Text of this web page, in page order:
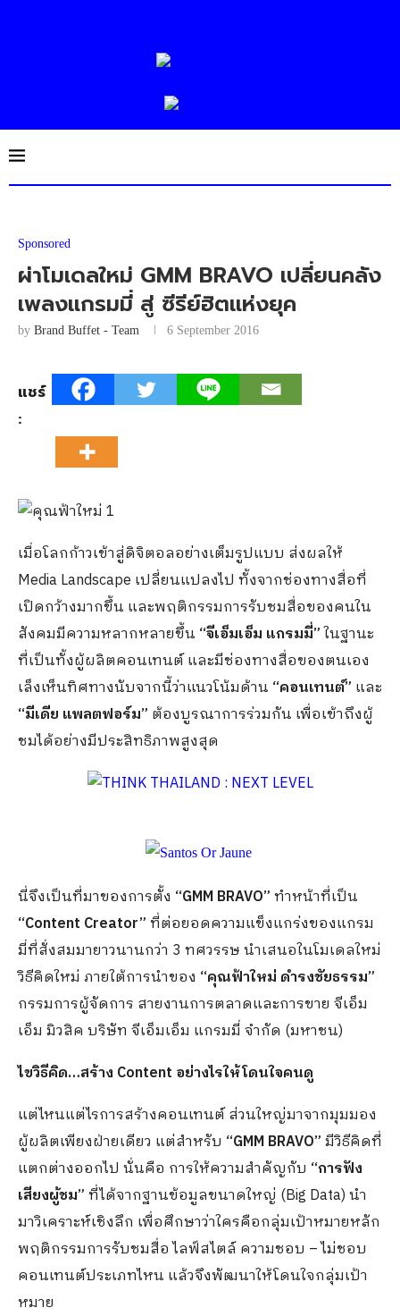
Sponsored
ผ่าโมเดลใหม่ GMM BRAVO เปลี่ยนคลัง
เพลงแกรมมี่ สู่ ซีรีย์ฮิตแห่งยุค
by Brand Buffet - Team 6 September 2016
แชร์
:
เมื่อโลกก้าวเข้าสู่ดิจิตอลอย่างเต็มรูปแบบ ส่งผลให้
Media Landscape เปลี่ยนแปลงไป ทั้งจากช่องทางสื่อที่
เปิดกว้างมากขึ้น และพฤติกรรมการรับชมสื่อของคนใน
สังคมมีความหลากหลายขึ้น “จีเอ็มเอ็ม แกรมมี่”ในฐานะ
ที่เป็นทั้งผู้ผลิตคอนเทนต์ และมีช่องทางสื่อของตนเอง
เล็งเห็นทิศทางนับจากนี้ว่าแนวโน้มด้าน “คอนเทนต์” และ
“มีเดีย แพลตฟอร์ม” ต้องบูรณาการร่วมกัน เพื่อเข้าถึงผู้
ชมได้อย่างมีประสิทธิภาพสูงสุด
นี่จึงเป็นที่มาของการตั้ง “GMM BRAVO”ทำหน้าที่เป็น
“Content Creator”ที่ต่อยอดความแข็งแกร่งของแกรม
มี่ที่สั่งสมมายาวนานกว่า 3 ทศวรรษ นำเสนอในโมเดลใหม่
วิธีคิดใหม่ ภายใต้การนำของ “คุณฟ้าใหม่ ดำรงชัยธรรม”
กรรมการผู้จัดการ สายงานการตลาดและการขาย จีเอ็ม
เอ็ม มิวสิค บริษัท จีเอ็มเอ็ม แกรมมี่ จำกัด (มหาชน)
ไขวิธีคิด…สร้าง Content อย่างไรให้โดนใจคนดู
แต่ไหนแต่ไรการสร้างคอนเทนต์ ส่วนใหญ่มาจากมุมมอง
ผู้ผลิตเพียงฝ่ายเดียว แต่สำหรับ “GMM BRAVO”มีวิธีคิดที่
แตกต่างออกไป นั่นคือ การให้ความสำคัญกับ “การฟัง
เสียงผู้ชม”ที่ได้จากฐานข้อมูลขนาดใหญ่ (Big Data) นำ
มาวิเคราะห์เชิงลึก เพื่อศึกษาว่าใครคือกลุ่มเป้าหมายหลัก
พฤติกรรมการรับชมสื่อ ไลฟ์สไตล์ ความชอบ – ไม่ชอบ
คอนเทนต์ประเภทไหน แล้วจึงพัฒนาให้โดนใจกลุ่มเป้า
หมาย